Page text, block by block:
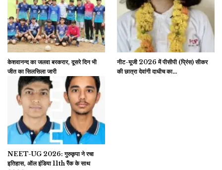
केशवानन्द का जलवा बरकरार, दूसरे दिन भी
जीत का सिलसिला जारी
नीट-यूजी 2026 में पीसीपी (प्रिंस) सीकर
की छात्रा देवांगी दाधीच का…
NEET-UG 2026: गुरुकृपा ने रचा
इतिहास, ऑल इंडिया 11th रैंक के साथ